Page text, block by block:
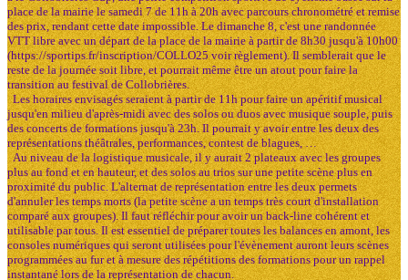
place de la mairie le samedi 7 de 11h à 20h avec parcours chronométré et remise
des prix, rendant cette date impossible. Le dimanche 8, c'est une randonnée
VTT libre avec un départ de la place de la mairie à partir de 8h30 jusqu'à 10h00
(https://sportips.fr/inscription/COLLO25 voir règlement). Il semblerait que le
reste de la journée soit libre, et pourrait même être un atout pour faire la
transition au festival de Collobrières.
Les horaires envisagés seraient à partir de 11h pour faire un apéritif musical
jusqu'en milieu d'après-midi avec des solos ou duos avec musique souple, puis
des concerts de formations jusqu'à 23h. Il pourrait y avoir entre les deux des
représentations théâtrales, performances, contest de blagues, …
Au niveau de la logistique musicale, il y aurait 2 plateaux avec les groupes
plus au fond et en hauteur, et des solos au trios sur une petite scène plus en
proximité du public. L'alternat de représentation entre les deux permets
d'annuler les temps morts (la petite scène a un temps très court d'installation
comparé aux groupes). Il faut réfléchir pour avoir un back-line cohérent et
utilisable par tous. Il est essentiel de préparer toutes les balances en amont, les
consoles numériques qui seront utilisées pour l'évènement auront leurs scènes
programmées au fur et à mesure des répétitions des formations pour un rappel
instantané lors de la représentation de chacun.